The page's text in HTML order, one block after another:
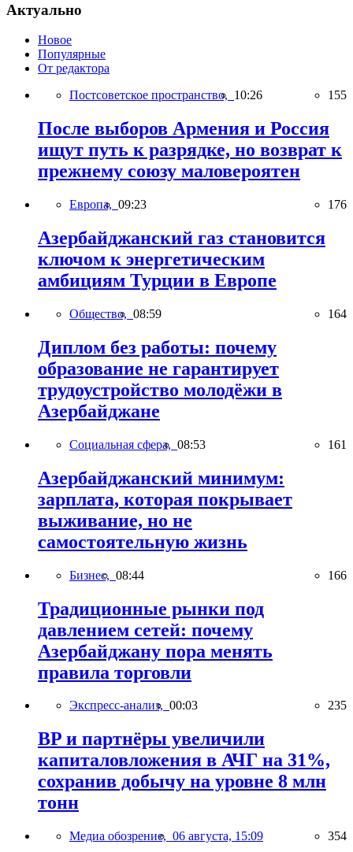
Актуально
Новое
Популярные
От редактора
Постсоветское пространство, 10:26 155
После выборов Армения и Россия
ищут путь к разрядке, но возврат к
прежнему союзу маловероятен
Европа, 09:23 176
Азербайджанский газ становится
ключом к энергетическим
амбициям Турции в Европе
Общество, 08:59 164
Диплом без работы: почему
образование не гарантирует
трудоустройство молодёжи в
Азербайджане
Социальная сфера, 08:53 161
Азербайджанский минимум:
зарплата, которая покрывает
выживание, но не
самостоятельную жизнь
Бизнес, 08:44 166
Традиционные рынки под
давлением сетей: почему
Азербайджану пора менять
правила торговли
Экспресс-анализ, 00:03 235
BP и партнёры увеличили
капиталовложения в АЧГ на 31%,
сохранив добычу на уровне 8 млн
тонн
Медиа обозрение, 06 августа, 15:09 354